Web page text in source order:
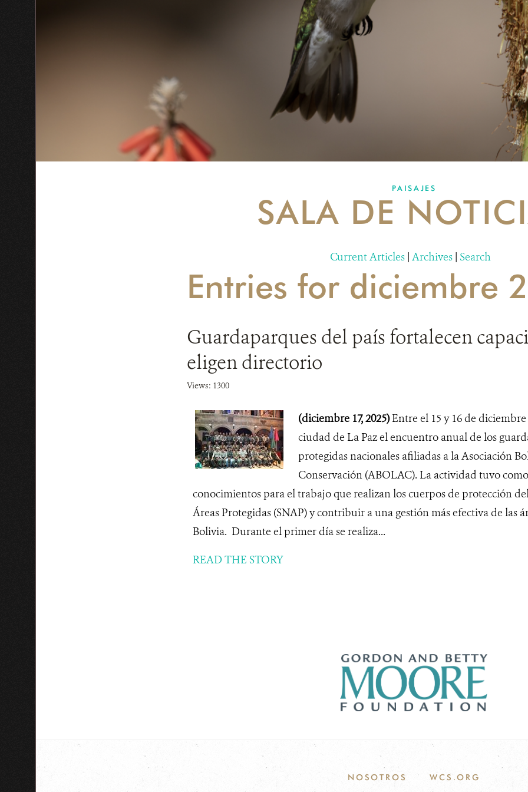
PAISAJES
SALA DE
Current Articles | Archives | Search
Entries for diciembre
Guardaparques del país fortalecen
eligen directorio
Views: 1300
(diciembre 17, 2025)Entre el 15 y 16 de
ciudad de La Paz el encuentro anual de los
protegidas nacionales afiliadas a la Asociación
Conservación (ABOLAC). La actividad tuvo
conocimientos para el trabajo que realizan los cuerpos de protección
Áreas Protegidas (SNAP) y contribuir a una gestión más efectiva de las
Bolivia. Durante el primer día se realiza...
READ THE STORY
NOSOTROS WCS.ORG